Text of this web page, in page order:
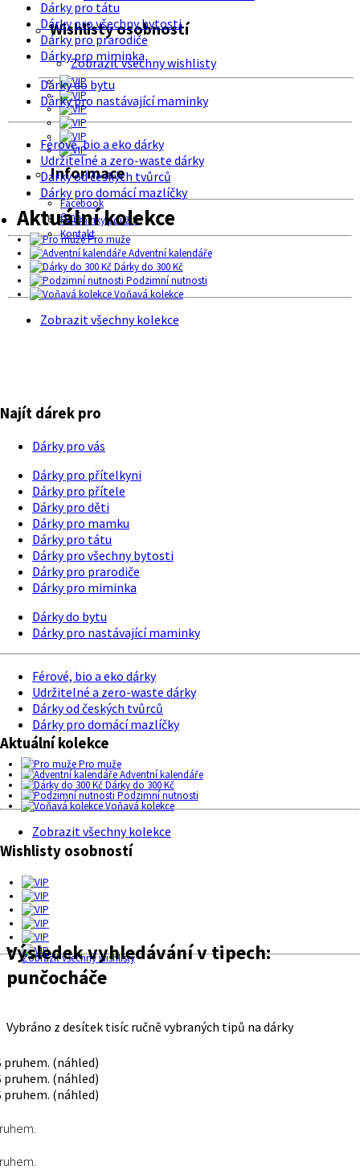
Wishlisty osobností
Zobrazit všechny wishlisty
Informace
Facebook
O nás
Podmínky použití
Kontakt
Dárky pro tátu
Dárky pro všechny bytosti
Dárky pro prarodiče
Dárky pro miminka
Dárky do bytu
Dárky pro nastávající maminky
Férové, bio a eko dárky
Udržitelné a zero-waste dárky
Dárky od českých tvůrců
Dárky pro domácí mazlíčky
Aktuální kolekce
Pro muže
Adventní kalendáře
Dárky do 300 Kč
Podzimní nutnosti
Voňavá kolekce
Zobrazit všechny kolekce
Najít dárek pro
Dárky pro vás
Dárky pro přítelkyni
Dárky pro přítele
Dárky pro děti
Dárky pro mamku
Dárky pro tátu
Dárky pro všechny bytosti
Dárky pro prarodiče
Dárky pro miminka
Dárky do bytu
Dárky pro nastávající maminky
Férové, bio a eko dárky
Udržitelné a zero-waste dárky
Dárky od českých tvůrců
Dárky pro domácí mazlíčky
Aktuální kolekce
Pro muže
Adventní kalendáře
Dárky do 300 Kč
Podzimní nutnosti
Voňavá kolekce
Zobrazit všechny kolekce
Wishlisty osobností
Zobrazit všechny wishlisty
Výsledek vyhledávání v tipech:
punčocháče
Vybráno z desítek tisíc ručně vybraných tipů na dárky